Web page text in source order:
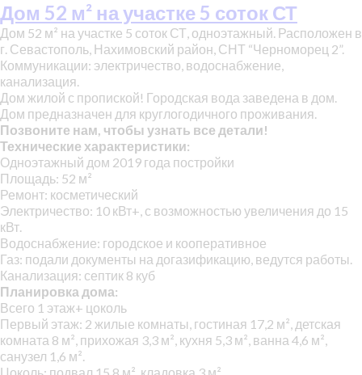
Дом 52 м² на участке 5 соток СТ
Дом 52 м² на участке 5 соток СТ, одноэтажный. Расположен в
г. Севастополь, Нахимовский район, СНТ “Черноморец 2”.
Коммуникации: электричество, водоснабжение,
канализация.
Дом жилой с пропиской! Городская вода заведена в дом.
Дом предназначен для круглогодичного проживания.
Позвоните нам, чтобы узнать все детали!
Технические характеристики:
Одноэтажный дом 2019 года постройки
Площадь: 52 м²
Ремонт: косметический
Электричество: 10 кВт+, с возможностью увеличения до 15
кВт.
Водоснабжение: городское и кооперативное
Газ: подали документы на догазификацию, ведутся работы.
Канализация: септик 8 куб
Планировка дома:
Всего 1 этаж+ цоколь
Первый этаж: 2 жилые комнаты, гостиная 17,2 м², детская
комната 8 м², прихожая 3,3 м², кухня 5,3 м², ванна 4,6 м²,
санузел 1,6 м².